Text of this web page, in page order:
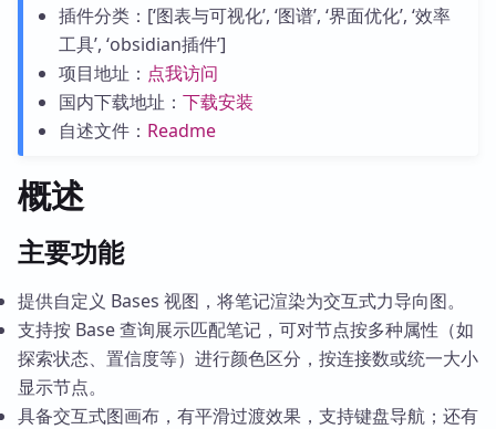
插件分类：[‘图表与可视化’, ‘图谱’, ‘界面优化’, ‘效率
工具’, ‘obsidian插件’]
项目地址： 点我访问
国内下载地址： 下载安装
自述文件： Readme
概述
主要功能
提供自定义 Bases 视图，将笔记渲染为交互式力导向图。
支持按 Base 查询展示匹配笔记，可对节点按多种属性（如
探索状态、置信度等）进行颜色区分，按连接数或统一大小
显示节点。
具备交互式图画布，有平滑过渡效果，支持键盘导航；还有